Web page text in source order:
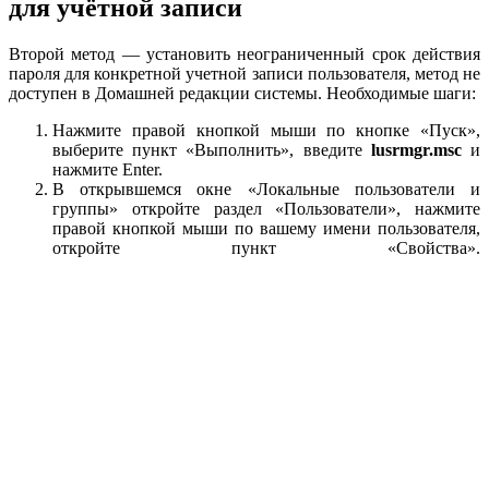
для учётной записи
Второй метод — установить неограниченный срок действия
пароля для конкретной учетной записи пользователя, метод не
доступен в Домашней редакции системы. Необходимые шаги:
Нажмите правой кнопкой мыши по кнопке «Пуск»,
выберите пункт «Выполнить», введите lusrmgr.mscи
нажмите Enter.
В открывшемся окне «Локальные пользователи и
группы» откройте раздел «Пользователи», нажмите
правой кнопкой мыши по вашему имени пользователя,
откройте пункт «Свойства».